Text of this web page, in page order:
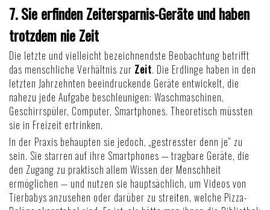
7. Sie erfinden Zeitersparnis-Geräte und haben
trotzdem nie Zeit
Die letzte und vielleicht bezeichnendste Beobachtung betrifft
das menschliche Verhältnis zur Zeit. Die Erdlinge haben in den
letzten Jahrzehnten beeindruckende Geräte entwickelt, die
nahezu jede Aufgabe beschleunigen: Waschmaschinen,
Geschirrspüler, Computer, Smartphones. Theoretisch müssten
sie in Freizeit ertrinken.
In der Praxis behaupten sie jedoch, „gestresster denn je“ zu
sein. Sie starren auf ihre Smartphones — tragbare Geräte, die
den Zugang zu praktisch allem Wissen der Menschheit
ermöglichen — und nutzen sie hauptsächlich, um Videos von
Tierbabys anzusehen oder darüber zu streiten, welche Pizza-